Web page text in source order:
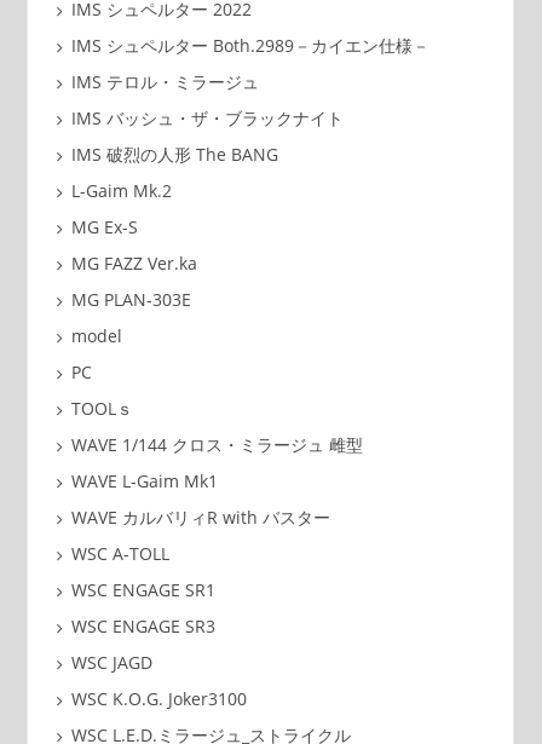
IMS シュペルター 2022
IMS シュペルター Both.2989－カイエン仕様－
IMS テロル・ミラージュ
IMS バッシュ・ザ・ブラックナイト
IMS 破烈の人形 The BANG
L-Gaim Mk.2
MG Ex-S
MG FAZZ Ver.ka
MG PLAN-303E
model
PC
TOOLｓ
WAVE 1/144 クロス・ミラージュ 雌型
WAVE L-Gaim Mk1
WAVE カルバリィR with バスター
WSC A-TOLL
WSC ENGAGE SR1
WSC ENGAGE SR3
WSC JAGD
WSC K.O.G. Joker3100
WSC L.E.D.ミラージュ_ストライクル